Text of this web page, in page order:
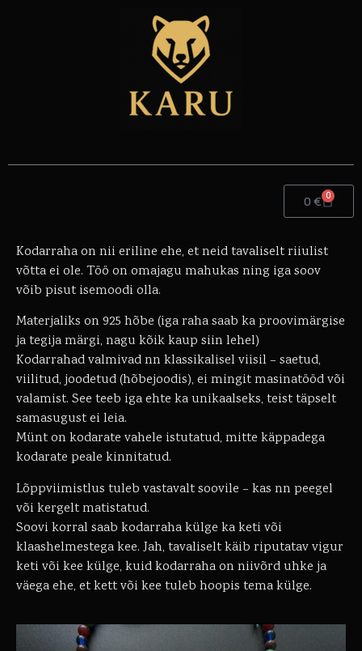
0€ 0
Kodarraha on nii eriline ehe, et neid tavaliselt riiulist
võtta ei ole. Töö on omajagu mahukas ning iga soov
võib pisut isemoodi olla.
Materjaliks on 925 hõbe (iga raha saab ka proovimärgise
ja tegija märgi, nagu kõik kaup siin lehel)
Kodarrahad valmivad nn klassikalisel viisil – saetud,
viilitud, joodetud (hõbejoodis), ei mingit masinatööd või
valamist. See teeb iga ehte ka unikaalseks, teist täpselt
samasugust ei leia.
Münt on kodarate vahele istutatud, mitte käppadega
kodarate peale kinnitatud.
Lõppviimistlus tuleb vastavalt soovile – kas nn peegel
või kergelt matistatud.
Soovi korral saab kodarraha külge ka keti või
klaashelmestega kee. Jah, tavaliselt käib riputatav vigur
keti või kee külge, kuid kodarraha on niivõrd uhke ja
väega ehe, et kett või kee tuleb hoopis tema külge.